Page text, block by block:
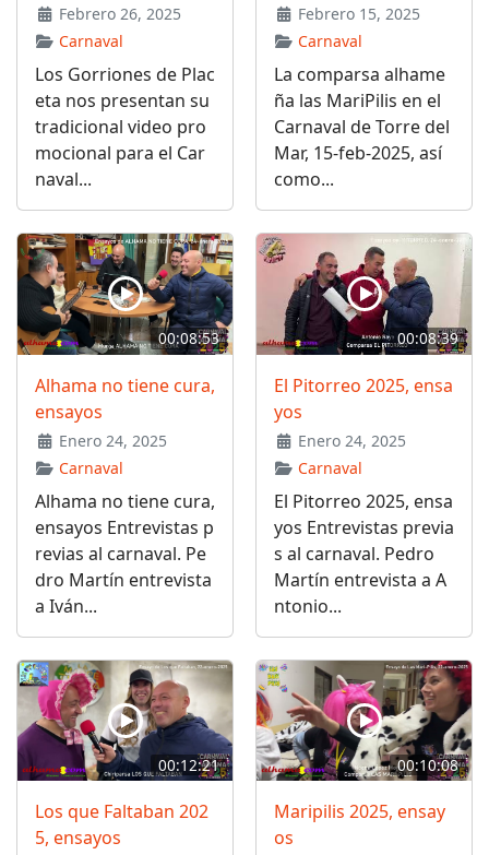
Febrero 26, 2025
Carnaval
Los Gorriones de Plac
eta nos presentan su
tradicional video pro
mocional para el Car
naval...
Febrero 15, 2025
Carnaval
La comparsa alhame
ña las MariPilis en el
Carnaval de Torre del
Mar, 15-feb-2025, así
como...
00:08:53
Alhama no tiene cura,
ensayos
Enero 24, 2025
Carnaval
Alhama no tiene cura,
ensayos Entrevistas p
revias al carnaval. Pe
dro Martín entrevista
a Iván...
00:08:39
El Pitorreo 2025, ensa
yos
Enero 24, 2025
Carnaval
El Pitorreo 2025, ensa
yos Entrevistas previa
s al carnaval. Pedro
Martín entrevista a A
ntonio...
00:12:21
Los que Faltaban 202
5, ensayos
00:10:08
Maripilis 2025, ensay
os